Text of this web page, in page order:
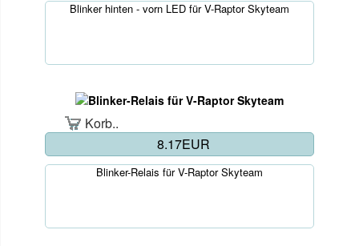
Blinker hinten - vorn LED für V-Raptor Skyteam
Korb..
8.17EUR
Blinker-Relais für V-Raptor Skyteam